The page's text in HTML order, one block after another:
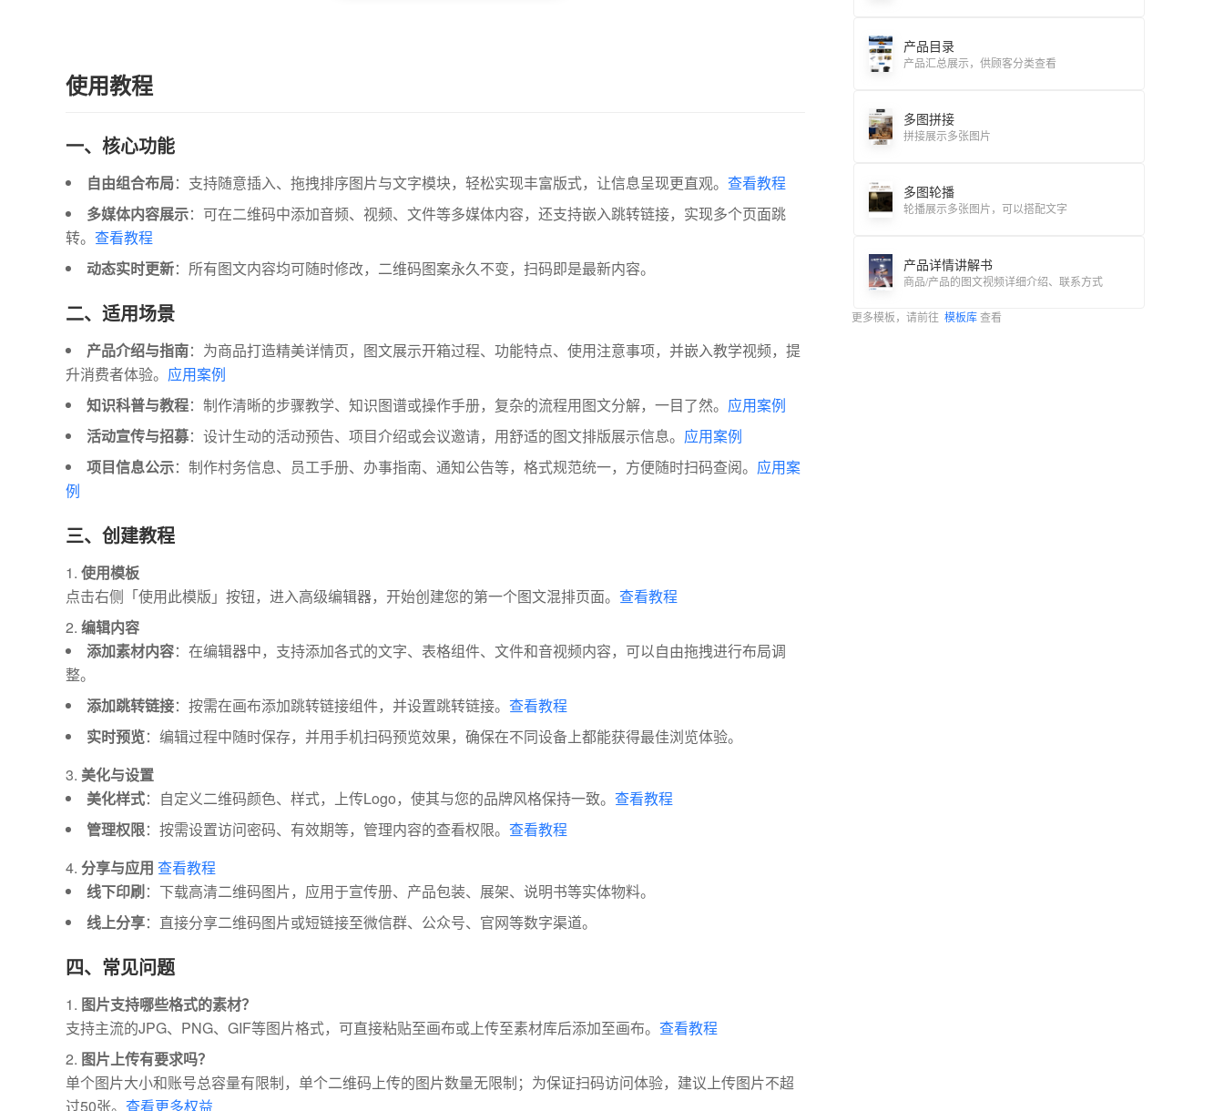
使用教程
一、核心功能
自由组合布局：支持随意插入、拖拽排序图片与文字模块，轻松实现丰富版式，让信息呈现更直观。 查看教程
多媒体内容展示：可在二维码中添加音频、视频、文件等多媒体内容，还支持嵌入跳转链接，实现多个页面跳
转。 查看教程
动态实时更新：所有图文内容均可随时修改，二维码图案永久不变，扫码即是最新内容。
二、适用场景
产品介绍与指南：为商品打造精美详情页，图文展示开箱过程、功能特点、使用注意事项，并嵌入教学视频，提
升消费者体验。 应用案例
知识科普与教程：制作清晰的步骤教学、知识图谱或操作手册，复杂的流程用图文分解，一目了然。 应用案例
活动宣传与招募：设计生动的活动预告、项目介绍或会议邀请，用舒适的图文排版展示信息。 应用案例
项目信息公示：制作村务信息、员工手册、办事指南、通知公告等，格式规范统一，方便随时扫码查阅。 应用案
例
三、创建教程
使用模板
点击右侧「使用此模版」按钮，进入高级编辑器，开始创建您的第一个图文混排页面。 查看教程
编辑内容
添加素材内容：在编辑器中，支持添加各式的文字、表格组件、文件和音视频内容，可以自由拖拽进行布局调
整。
添加跳转链接：按需在画布添加跳转链接组件，并设置跳转链接。 查看教程
实时预览：编辑过程中随时保存，并用手机扫码预览效果，确保在不同设备上都能获得最佳浏览体验。
美化与设置
美化样式：自定义二维码颜色、样式，上传Logo，使其与您的品牌风格保持一致。 查看教程
管理权限：按需设置访问密码、有效期等，管理内容的查看权限。 查看教程
分享与应用 查看教程
线下印刷：下载高清二维码图片，应用于宣传册、产品包装、展架、说明书等实体物料。
线上分享：直接分享二维码图片或短链接至微信群、公众号、官网等数字渠道。
四、常见问题
图片支持哪些格式的素材？
支持主流的JPG、PNG、GIF等图片格式，可直接粘贴至画布或上传至素材库后添加至画布。 查看教程
图片上传有要求吗？
单个图片大小和账号总容量有限制，单个二维码上传的图片数量无限制；为保证扫码访问体验，建议上传图片不超
过50张。 查看更多权益
产品目录
产品汇总展示，供顾客分类查看
多图拼接
拼接展示多张图片
多图轮播
轮播展示多张图片，可以搭配文字
产品详情讲解书
商品/产品的图文视频详细介绍、联系方式
更多模板，请前往 模板库查看